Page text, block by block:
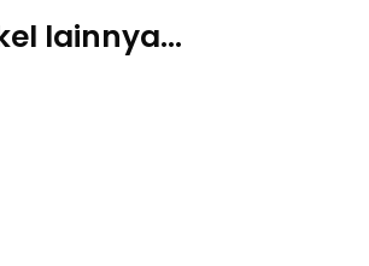
lainnya...